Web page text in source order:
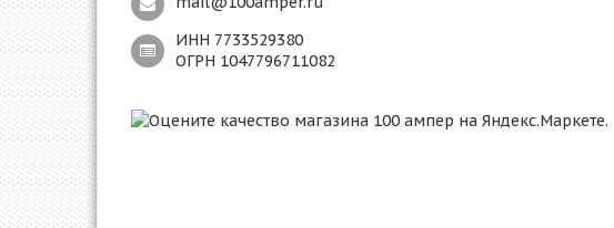
ИНН 7733529380
ОГРН 1047796711082